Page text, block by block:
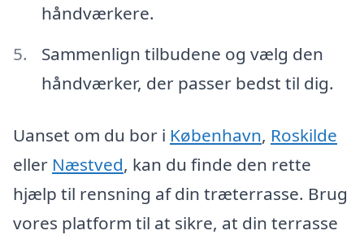
håndværkere.
Sammenlign tilbudene og vælg den
håndværker, der passer bedst til dig.
Uanset om du bor i København, Roskilde
eller Næstved, kan du finde den rette
hjælp til rensning af din træterrasse. Brug
vores platform til at sikre, at din terrasse